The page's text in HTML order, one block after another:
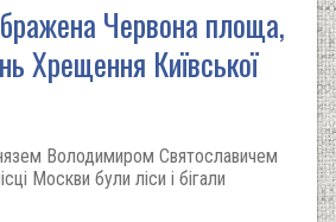
Червона площа,
Хрещення Київської
Володимиром Святославичем
Москви були ліси і бігали